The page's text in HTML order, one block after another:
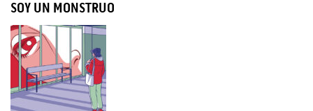
SOY UN MONSTRUO